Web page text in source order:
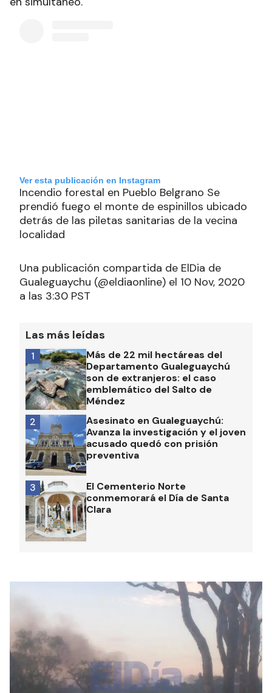
Ver esta publicación en Instagram
Incendio forestal en Pueblo Belgrano Se
prendió fuego el monte de espinillos ubicado
detrás de las piletas sanitarias de la vecina
localidad
Una publicación compartida de ElDia de
Gualeguaychu (@eldiaonline) el 10 Nov, 2020
a las 3:30 PST
Las más leídas
Más de 22 mil hectáreas del
Departamento Gualeguaychú
son de extranjeros: el caso
emblemático del Salto de
Méndez
1
Asesinato en Gualeguaychú:
Avanza la investigación y el joven
acusado quedó con prisión
preventiva
2
El Cementerio Norte
conmemorará el Día de Santa
Clara
3